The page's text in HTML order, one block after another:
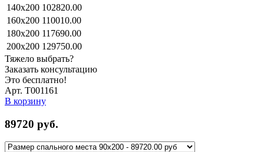
140x200 102820.00
160x200 110010.00
180x200 117690.00
200x200 129750.00
Тяжело выбрать?
Заказать консультацию
Это бесплатно!
Арт. Т001161
В корзину
89720 руб.